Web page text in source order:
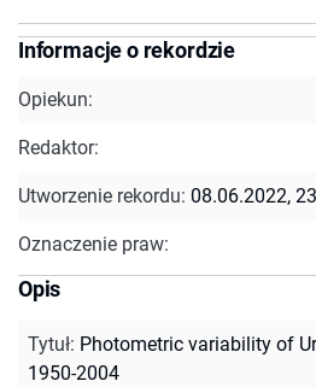
Informacje o rekordzie
Opiekun:
Redaktor:
Utworzenie rekordu: 08.06.2022,
Oznaczenie praw:
Opis
Tytuł: Photometric variability of
1950-2004